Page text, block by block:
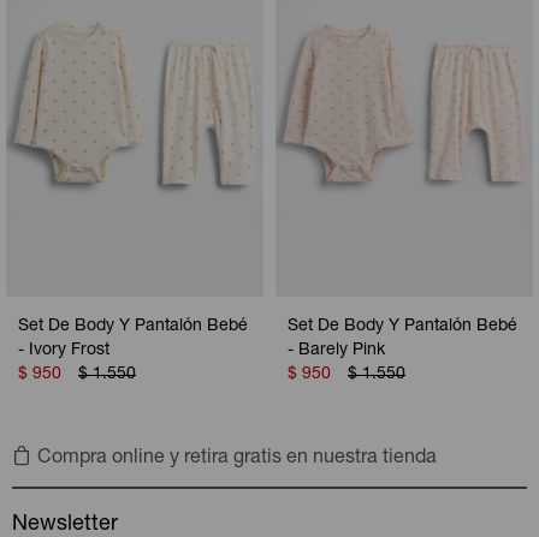
Set De Body Y Pantalón Bebé
- Ivory Frost
$ 950 $ 1.550
Set De Body Y Pantalón Bebé
- Barely Pink
$ 950 $ 1.550
Compra online y retira gratis en nuestra tienda
Newsletter